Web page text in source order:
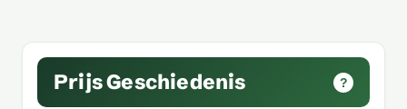
Prijs Geschiedenis ?